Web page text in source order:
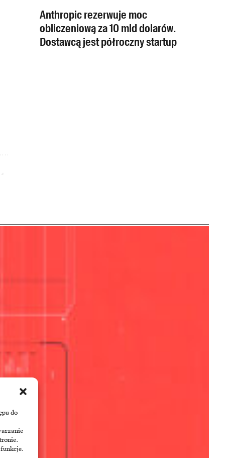
do
Anthropic rezerwuje moc
obliczeniową za 10 mld dolarów.
Dostawcą jest półroczny startup